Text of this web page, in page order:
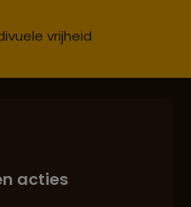
vrijheid
reisadvies
acties